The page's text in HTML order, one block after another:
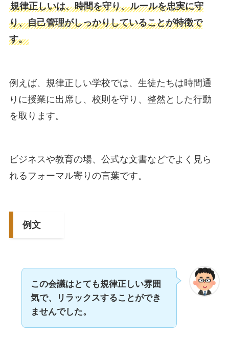
規律正しいは、時間を守り、ルールを忠実に守
り、自己管理がしっかりしていることが特徴で
す。
例えば、規律正しい学校では、生徒たちは時間通
りに授業に出席し、校則を守り、整然とした行動
を取ります。
ビジネスや教育の場、公式な文書などでよく見ら
れるフォーマル寄りの言葉です。
例文
この会議はとても規律正しい雰囲
気で、リラックスすることができ
ませんでした。